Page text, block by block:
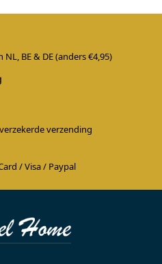
BE & DE (anders €4,95)
verzending
/ Visa / Paypal